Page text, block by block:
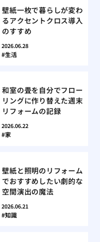
壁紙一枚で暮らしが変わ
るアクセントクロス導入
のすすめ
2026.06.28
生活
和室の畳を自分でフロー
リングに作り替えた週末
リフォームの記録
2026.06.22
家
壁紙と照明のリフォーム
でおすすめしたい劇的な
空間演出の魔法
2026.06.21
知識